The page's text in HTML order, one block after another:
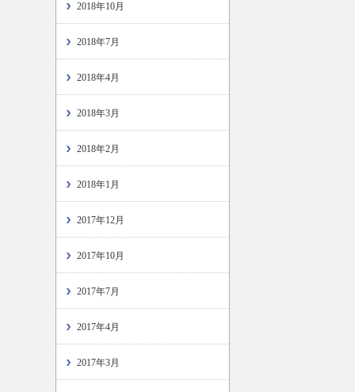
2018年10月
2018年7月
2018年4月
2018年3月
2018年2月
2018年1月
2017年12月
2017年10月
2017年7月
2017年4月
2017年3月